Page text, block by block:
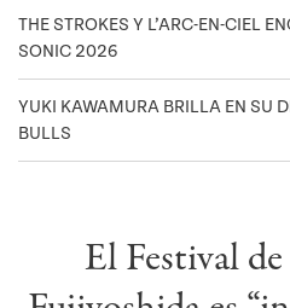
THE STROKES Y L’ARC-EN-CIEL
SONIC 2026
YUKI KAWAMURA BRILLA EN SU
BULLS
El Festival